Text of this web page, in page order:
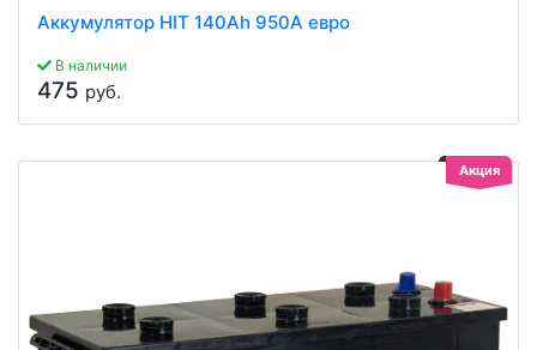
Аккумулятор HIT 140Ah 950A евро
В наличии
475 руб.
Акция